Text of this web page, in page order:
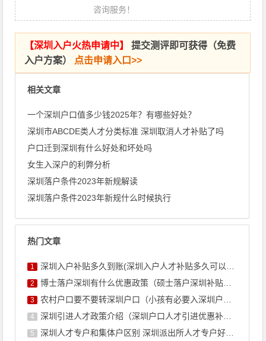
咨询服务！
【深圳入户火热申请中】
提交测评即可获得（免费
入户方案）
点击申请入口>>
相关文章
一个深圳户口值多少钱2025年？有哪些好处？
深圳市ABCDE类人才分类标准 深圳取消人才补贴了吗
户口迁到深圳有什么好处和坏处吗
女生入深户的利弊分析
深圳落户条件2023年新规解读
深圳落户条件2023年新规什么时候执行
热门文章
1 深圳入户补贴多久到账(深圳入户人才补贴多久可以拿到手)
2 博士落户深圳有什么优惠政策（硕士落户深圳补贴政策）
3 农村户口要不要转深圳户口（小孩有必要入深圳户口吗）
4 深圳引进人才政策介绍（深圳户口人才引进优惠补贴政策）
5 深圳人才专户和集体户区别 深圳派出所人才专户好不好